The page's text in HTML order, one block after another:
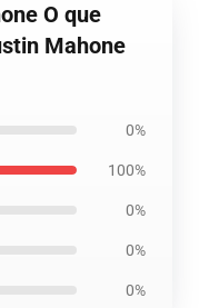
O que
Mahone
0%
100%
0%
0%
0%